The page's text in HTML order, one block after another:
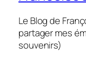
Le Blog de
partager mes
souvenirs)